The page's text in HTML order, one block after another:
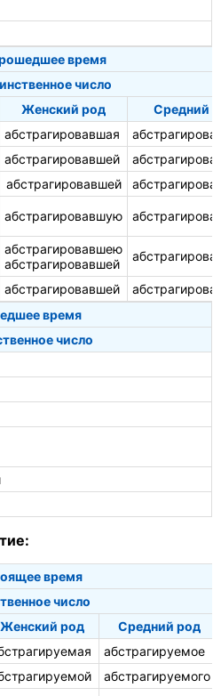
время
число
Женский род
Средний
абстрагировавшая
абстрагировавшей
абстрагировавшей
абстрагировавшую
абстрагировавшею
абстрагировавшей
абстрагировавшей
время
число
время
число
Женский род
Средний род
абстрагируемое
абстрагируемого